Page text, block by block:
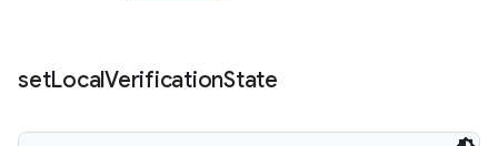
setLocalVerificationState